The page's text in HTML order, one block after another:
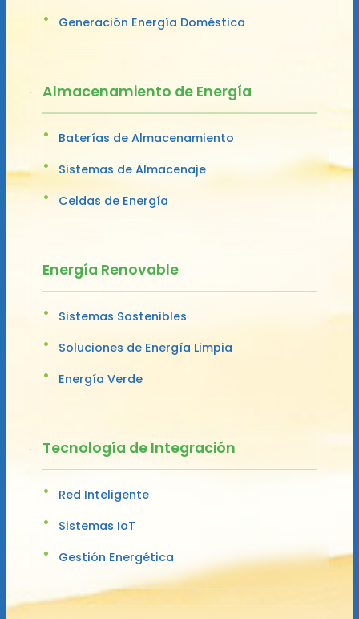
Generación Energía Doméstica
Almacenamiento de Energía
Baterías de Almacenamiento
Sistemas de Almacenaje
Celdas de Energía
Energía Renovable
Sistemas Sostenibles
Soluciones de Energía Limpia
Energía Verde
Tecnología de Integración
Red Inteligente
Sistemas IoT
Gestión Energética